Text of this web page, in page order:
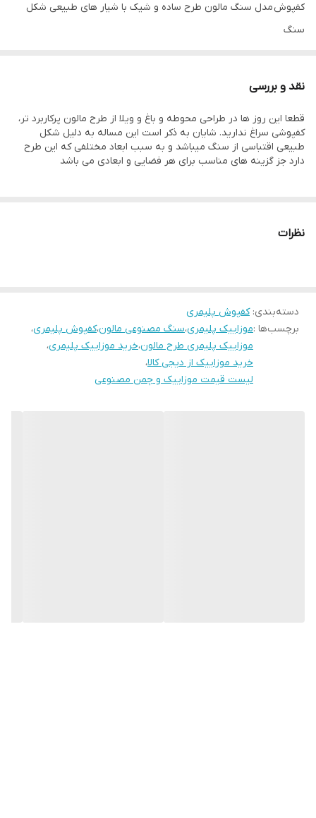
کفپوش مدل سنگ مالون طرح ساده و شیک با شیار های طبیعی شکل
سنگ
پیگمنت اصل کره ای و جین
در رنگ بندی های مختلف تولید و قابل استفاده در فضاهای باز و بسته
می باشد
نقد و بررسی
قطعا این روز ها در طراحی محوطه و باغ و ویلا از طرح مالون پرکاربرد تر،
کفپوشی سراغ ندارید. شایان به ذکر است این مساله به دلیل شکل
طبیعی اقتباسی از سنگ میباشد و به سبب ابعاد مختلفی که این طرح
دارد جز گزینه های مناسب برای هر فضایی و ابعادی می باشد
نظرات
دسته‌بندی:کفپوش پلیمری
برچسب‌ها :موزاییک پلیمری،سنگ مصنوعی مالون،کفپوش پلیمری،
موزاییک پلیمری طرح مالون،خرید موزاییک پلیمری،
خرید موزاییک از دیجی کالا،
لیست قیمت موزاییک و چمن مصنوعی